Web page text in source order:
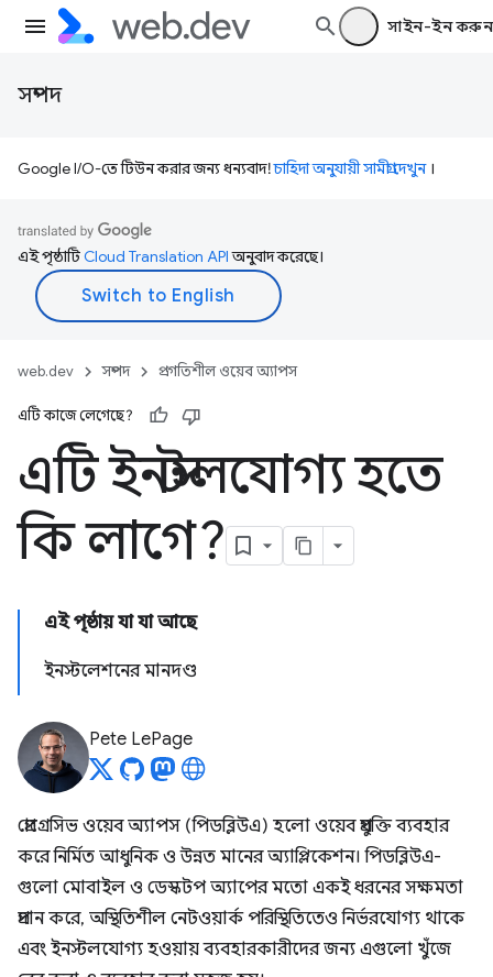
সাইন-ইন করুন
সম্পদ
Google I/O-তে টিউন করার জন্য ধন্যবাদ!চাহিদা অনুযায়ী সামগ্রী দেখুন।
এই পৃষ্ঠাটিCloud Translation APIঅনুবাদ করেছে।
web.dev সম্পদ প্রগতিশীল ওয়েব অ্যাপস
এটি কাজে লেগেছে?
এটি ইনস্টলযোগ্য হতে
কি লাগে?
এই পৃষ্ঠায় যা যা আছে
ইনস্টলেশনের মানদণ্ড
Pete LePage
প্রোগ্রেসিভ ওয়েব অ্যাপস (পিডব্লিউএ) হলো ওয়েব প্রযুক্তি ব্যবহার
করে নির্মিত আধুনিক ও উন্নত মানের অ্যাপ্লিকেশন। পিডব্লিউএ-
গুলো মোবাইল ও ডেস্কটপ অ্যাপের মতো একই ধরনের সক্ষমতা
প্রদান করে, অস্থিতিশীল নেটওয়ার্ক পরিস্থিতিতেও নির্ভরযোগ্য থাকে
এবং ইনস্টলযোগ্য হওয়ায় ব্যবহারকারীদের জন্য এগুলো খুঁজে